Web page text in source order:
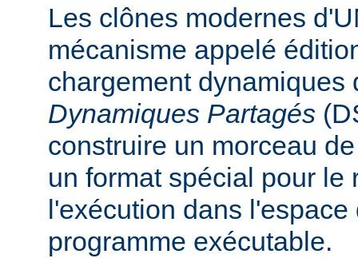
Les clônes modernes
mécanisme appelé
chargement dynamiques
Dynamiques Partagés
construire un morceau
un format spécial pour le
l'exécution dans
programme exécutable.